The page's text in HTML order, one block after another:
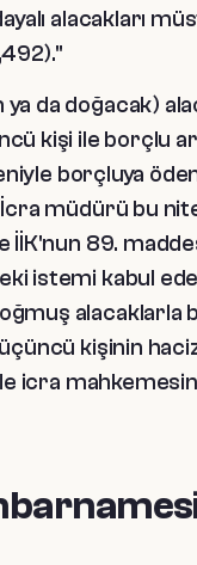
alacakları
da doğacak)
kişi ile borçlu
borçluya
müdürü bu
İİK'nun 89.
istemi kabul
kişinin
ile icra